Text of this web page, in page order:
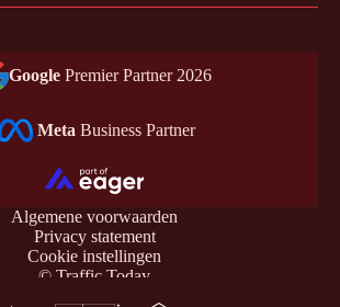
Google Premier Partner 2026
Meta Business Partner
Algemene voorwaarden
Privacy statement
Cookie instellingen
© Traffic Today